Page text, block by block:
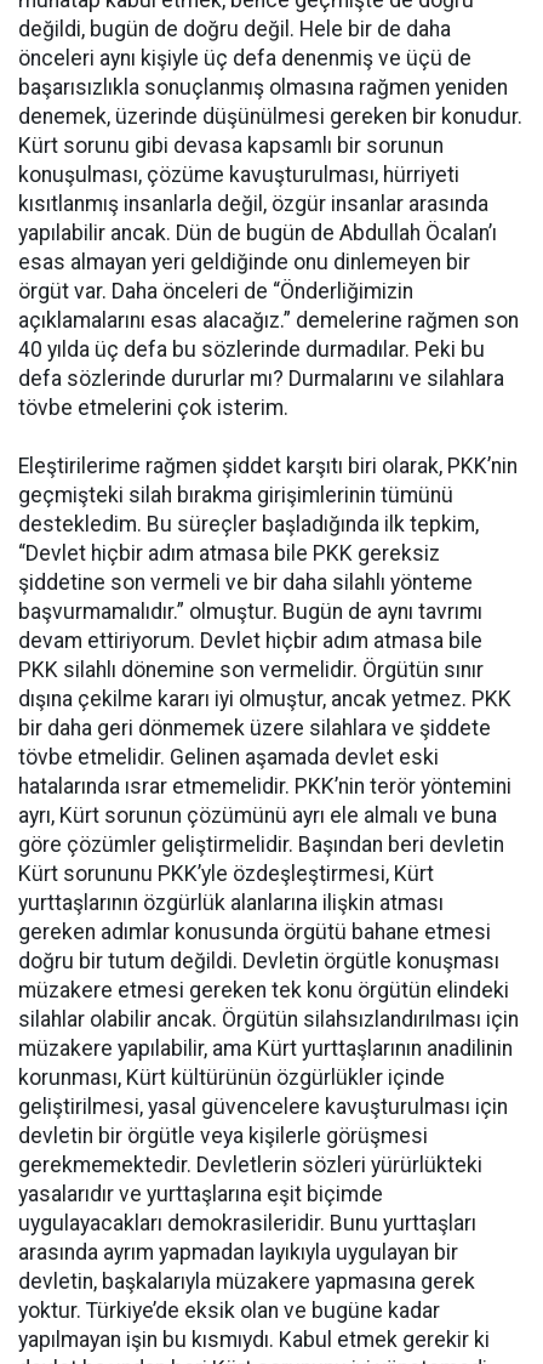
değildi, bugün de doğru değil. Hele bir de daha
önceleri aynı kişiyle üç defa denenmiş ve üçü de
başarısızlıkla sonuçlanmış olmasına rağmen yeniden
denemek, üzerinde düşünülmesi gereken bir konudur.
Kürt sorunu gibi devasa kapsamlı bir sorunun
konuşulması, çözüme kavuşturulması, hürriyeti
kısıtlanmış insanlarla değil, özgür insanlar arasında
yapılabilir ancak. Dün de bugün de Abdullah Öcalan’ı
esas almayan yeri geldiğinde onu dinlemeyen bir
örgüt var. Daha önceleri de “Önderliğimizin
açıklamalarını esas alacağız.” demelerine rağmen son
40 yılda üç defa bu sözlerinde durmadılar. Peki bu
defa sözlerinde dururlar mı? Durmalarını ve silahlara
tövbe etmelerini çok isterim.
Eleştirilerime rağmen şiddet karşıtı biri olarak, PKK’nin
geçmişteki silah bırakma girişimlerinin tümünü
destekledim. Bu süreçler başladığında ilk tepkim,
“Devlet hiçbir adım atmasa bile PKK gereksiz
şiddetine son vermeli ve bir daha silahlı yönteme
başvurmamalıdır.” olmuştur. Bugün de aynı tavrımı
devam ettiriyorum. Devlet hiçbir adım atmasa bile
PKK silahlı dönemine son vermelidir. Örgütün sınır
dışına çekilme kararı iyi olmuştur, ancak yetmez. PKK
bir daha geri dönmemek üzere silahlara ve şiddete
tövbe etmelidir. Gelinen aşamada devlet eski
hatalarında ısrar etmemelidir. PKK’nin terör yöntemini
ayrı, Kürt sorunun çözümünü ayrı ele almalı ve buna
göre çözümler geliştirmelidir. Başından beri devletin
Kürt sorununu PKK’yle özdeşleştirmesi, Kürt
yurttaşlarının özgürlük alanlarına ilişkin atması
gereken adımlar konusunda örgütü bahane etmesi
doğru bir tutum değildi. Devletin örgütle konuşması
müzakere etmesi gereken tek konu örgütün elindeki
silahlar olabilir ancak. Örgütün silahsızlandırılması için
müzakere yapılabilir, ama Kürt yurttaşlarının anadilinin
korunması, Kürt kültürünün özgürlükler içinde
geliştirilmesi, yasal güvencelere kavuşturulması için
devletin bir örgütle veya kişilerle görüşmesi
gerekmemektedir. Devletlerin sözleri yürürlükteki
yasalarıdır ve yurttaşlarına eşit biçimde
uygulayacakları demokrasileridir. Bunu yurttaşları
arasında ayrım yapmadan layıkıyla uygulayan bir
devletin, başkalarıyla müzakere yapmasına gerek
yoktur. Türkiye’de eksik olan ve bugüne kadar
yapılmayan işin bu kısmıydı. Kabul etmek gerekir ki